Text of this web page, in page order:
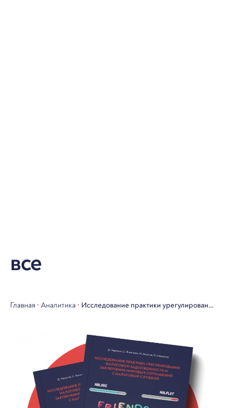
все
Главная • Аналитика • Исследование практики урегулирования
мировых соглашений с налоговой
службой